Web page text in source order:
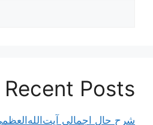
Recent Posts
شرح حال اجمالی